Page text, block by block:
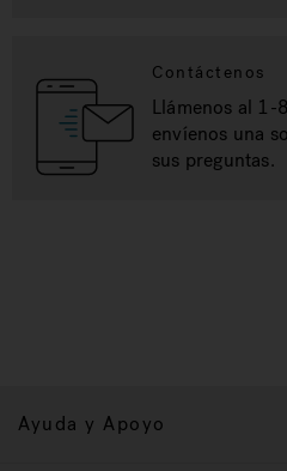
Contáctenos
Llámenos al
envíenos una
sus preguntas.
Ayuda y Apoyo